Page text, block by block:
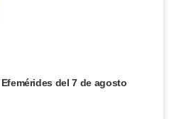
Efemérides del 7 de agosto